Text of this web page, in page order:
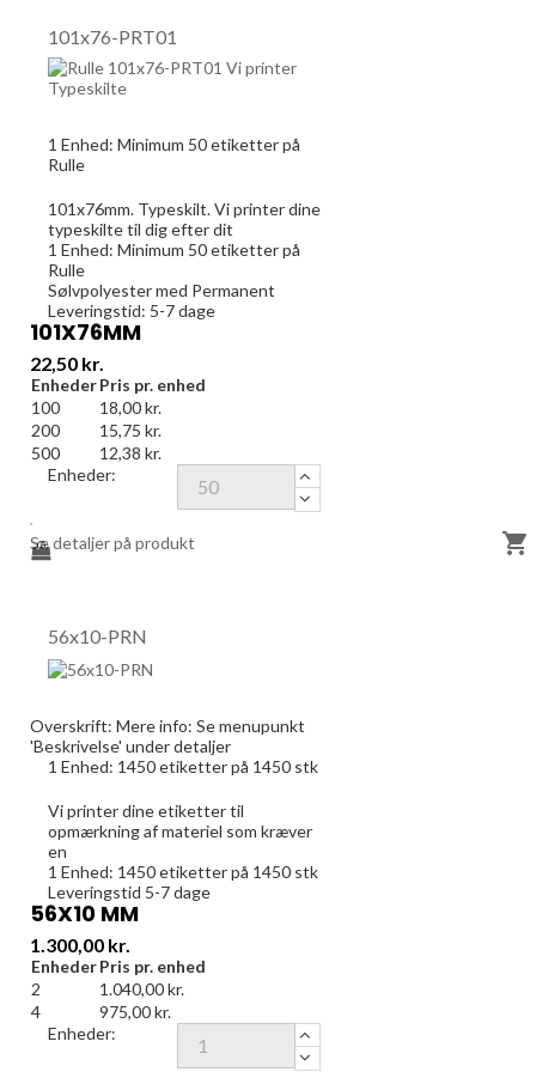
101x76-PRT01
1 Enhed: Minimum 50etiketter på
Rulle
101x76mm. Typeskilt. Vi printer dine
typeskilte til dig efter dit
1 Enhed: Minimum 50etiketter på
Rulle
Sølvpolyester med Permanent
Leveringstid: 5-7 dage
101X76MM
Pris
22,50 kr.
EnhederPris pr. enhed
100
18,00 kr.
200
15,75 kr.
500
12,38 kr.
Enheder:
Se detaljer på produkt
56x10-PRN
Overskrift: Mere info: Se menupunkt
'Beskrivelse' under detaljer
1 Enhed: 1450etiketter på 1450 stk
Vi printer dine etiketter til
opmærkning af materiel som kræver
en
1 Enhed: 1450etiketter på 1450 stk
Leveringstid 5-7 dage
56X10 MM
Pris
1.300,00 kr.
EnhederPris pr. enhed
2
1.040,00 kr.
4
975,00 kr.
Enheder:
